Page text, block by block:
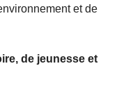
et de
de jeunesse et